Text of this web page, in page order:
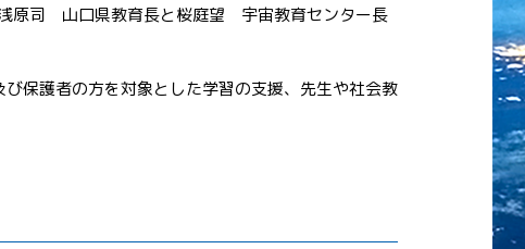
原司 山口県教育長と桜庭望 宇宙教育センター長
保護者の方を対象とした学習の支援、先生や社会教